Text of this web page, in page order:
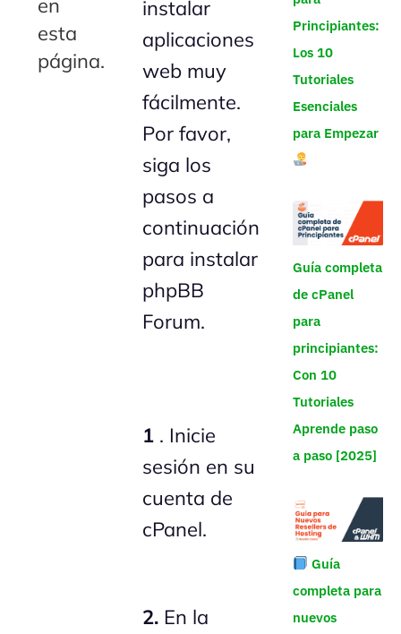
esta
página.
instalar
aplicaciones
web muy
fácilmente.
Por favor,
siga los
pasos a
continuación
para instalar
phpBB
Forum.
1 . Inicie
sesión en su
cuenta de
cPanel.
2. En la
Principiantes:
Los 10
Tutoriales
Esenciales
para Empezar
Guía completa
de cPanel
para
principiantes:
Con 10
Tutoriales
Aprende paso
a paso [2025]
Guía
completa para
nuevos